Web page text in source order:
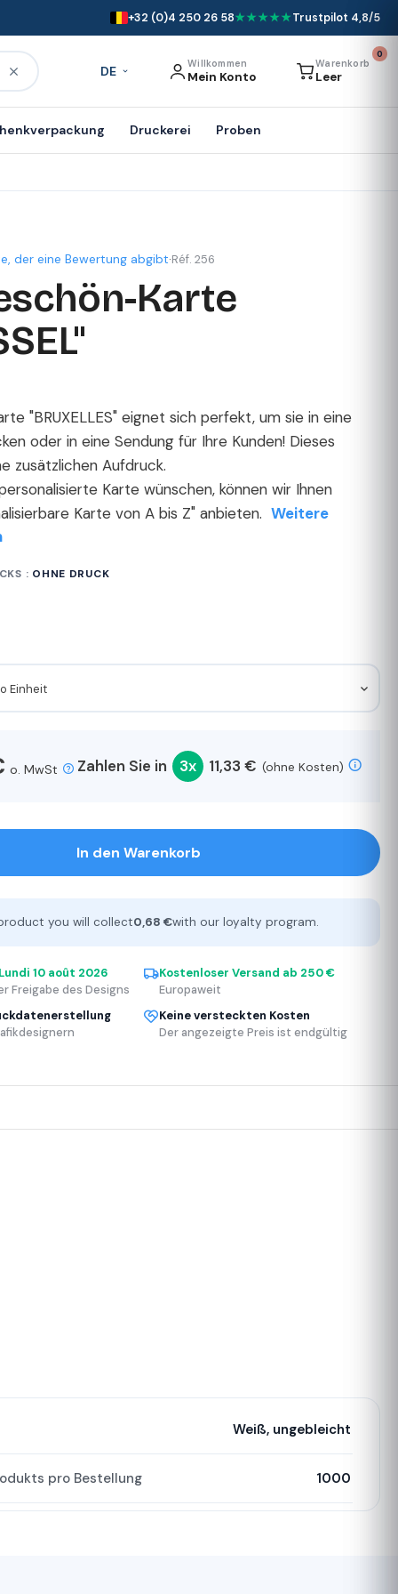
+32 (0)4 250 26 58★★★★★Trustpilot 4,8/5
DE Willkommen
Mein Konto
0
Warenkorb
Leer
Druckerei Proben
der eine Bewertung abgibt·Réf. 256
Karte
"BRUXELLES" eignet sich perfekt, um sie in eine
oder in eine Sendung für Ihre Kunden! Dieses
zusätzlichen Aufdruck.
Karte wünschen, können wir Ihnen
Karte von A bis Z" anbieten. Weitere
: OHNE DRUCK
Einheit
o. MwSt Zahlen Sie in 3x 11,33 € (ohne Kosten)
In den Warenkorb
you will collect0,68 €with our loyalty program.
Lundi 10 août 2026
Freigabe des Designs
Kostenloser Versand ab 250 €
Europaweit
Keine versteckten Kosten
Der angezeigte Preis ist endgültig
Weiß, ungebleicht
pro Bestellung 1000